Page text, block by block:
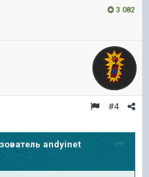
3 082
#4
andyinet